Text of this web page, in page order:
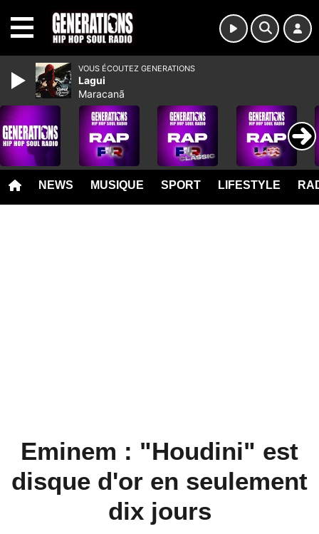
NEWS MUSIQUE SPORT LIFESTYLE
Eminem : "Houdini" est
disque d'or en seulement
dix jours
VOUS ÉCOUTEZ GENERATIONS
Lagui
Maracanã